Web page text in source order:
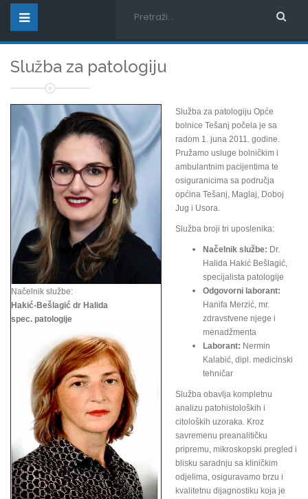
Služba za patologiju
Načelnik službe:
Hakić-Bešlagić dr Halida
spec. patologije
Služba za patologiju Opće
bolnice Tešanj počela je sa
radom 1. juna 2011. godine.
Pružamo usluge bolničkim i
ambulantnim pacijentima te
osiguranicima sa područja
općina Tešanj, Maglaj, Doboj
Jug i Usora.
Služba broji tri uposlenika:
Načelnik službe: Dr.
Halida Hakić Bešlagić,
specijalista patologije
Odgovorni laborant:
Hanifa Merzić, mr.
zdravstvene njege i
menadžmenta
Laborant: Nermin
Kalabić, dipl. medicinski
tehničar
Služba obavlja kompletnu
analizu patohistoloških i
citoloških uzoraka. Kroz
savremenu preanalitičku
pripremu, mikroskopski pregled i
blisku saradnju sa kliničkim
odjelima, osiguravamo brzu i
kvalitetnu dijagnostiku koja je